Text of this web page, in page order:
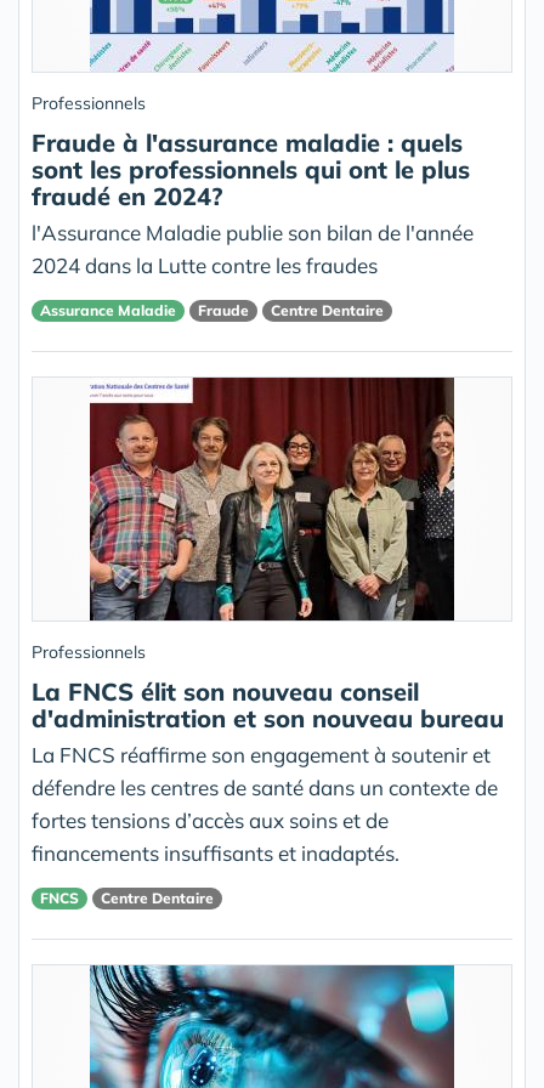
Professionnels
Fraude à l'assurance maladie : quels
sont les professionnels qui ont le plus
fraudé en 2024?
l'Assurance Maladie publie son bilan de l'année
2024 dans la Lutte contre les fraudes
Assurance Maladie Fraude Centre Dentaire
Professionnels
La FNCS élit son nouveau conseil
d'administration et son nouveau bureau
La FNCS réaffirme son engagement à soutenir et
défendre les centres de santé dans un contexte de
fortes tensions d’accès aux soins et de
financements insuffisants et inadaptés.
FNCS Centre Dentaire